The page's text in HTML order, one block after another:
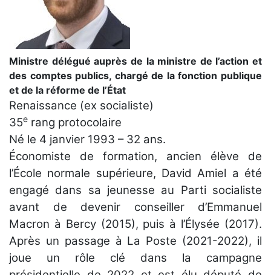
Ministre délégué auprès de la ministre de l’action et
des comptes publics, chargé de la fonction publique
et de la réforme de l’État
Renaissance (ex socialiste)
35e rang protocolaire
Né le 4 janvier 1993 – 32 ans.
Économiste de formation, ancien élève de
l’École normale supérieure, David Amiel a été
engagé dans sa jeunesse au Parti socialiste
avant de devenir conseiller d’Emmanuel
Macron à Bercy (2015), puis à l’Élysée (2017).
Après un passage à La Poste (2021-2022), il
joue un rôle clé dans la campagne